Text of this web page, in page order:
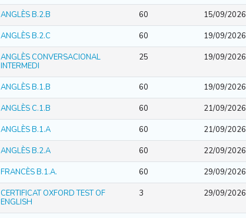
ANGLÈS B.2.B
60 15/09/2026
ANGLÈS B.2.C
60 19/09/2026
ANGLÈS CONVERSACIONAL
INTERMEDI
25 19/09/2026
ANGLÈS B.1.B 60 19/09/2026
ANGLÈS C.1.B
60 21/09/2026
ANGLÈS B.1.A
60 21/09/2026
ANGLÈS B.2.A
60 22/09/2026
FRANCÈS B.1.A.
60 29/09/2026
CERTIFICAT OXFORD TEST OF
ENGLISH
3 29/09/2026